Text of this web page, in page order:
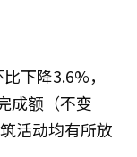
下降3.6%，
成额（不变
活动均有所放